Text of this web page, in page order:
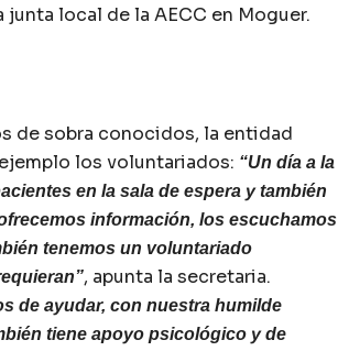
local de la AECC en Moguer.
de sobra conocidos, la entidad
los voluntariados: “Un día a la
en la sala de espera y también
información, los escuchamos
tenemos un voluntariado
, apunta la secretaria.
de ayudar, con nuestra humilde
tiene apoyo psicológico y de